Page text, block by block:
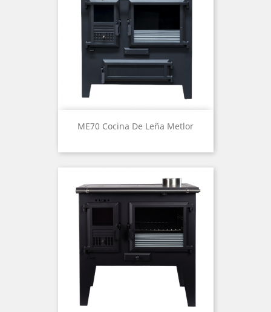
ME70 Cocina De Leña Metlor